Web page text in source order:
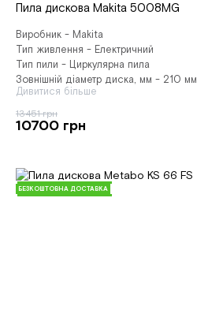
Пила дискова Makita 5008MG
Виробник - Makita
Тип живлення - Електричний
Тип пили - Циркулярна пила
Зовнішній діаметр диска, мм - 210 мм
Дивитися більше
13451 грн
10700 грн
БЕЗКОШТОВНА ДОСТАВКА